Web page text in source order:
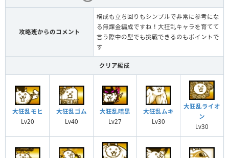
攻略班からのコメント
構成も立ち回りもシンプルで非常に参考にな
る無課金編成ですね！大狂乱キャラを育てて
言う際中の型でも挑戦できるのもポイントで
す
クリア編成
大狂乱モヒ
Lv20
大狂乱ゴム
Lv40
大狂乱暗黒
Lv27
大狂乱ムキ
Lv30
大狂乱ライオ
ン
Lv30